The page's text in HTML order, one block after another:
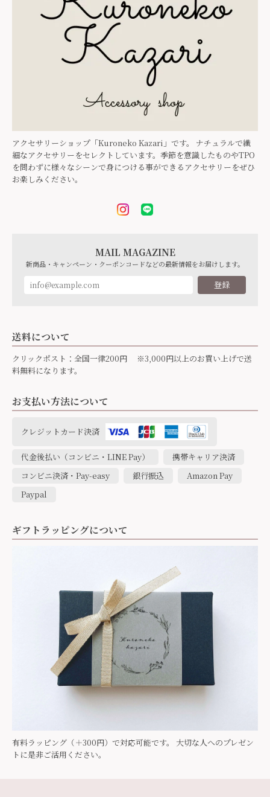
アクセサリーショップ「Kuroneko Kazari」です。 ナチュラルで繊
細なアクセサリーをセレクトしています。季節を意識したものやTPO
を問わずに様々なシーンで身につける事ができるアクセサリーをぜひ
お楽しみください。
MAIL MAGAZINE
新商品・キャンペーン・クーポンコードなどの最新情報をお届けします。
登録
送料について
クリックポスト：全国一律200円 ※3,000円以上のお買い上げで送
料無料になります。
お支払い方法について
クレジットカード決済
代金後払い（コンビニ・LINE Pay）
携帯キャリア決済
コンビニ決済・Pay-easy
銀行振込
Amazon Pay
Paypal
ギフトラッピングについて
有料ラッピング（＋300円）で対応可能です。 大切な人へのプレゼン
トに是非ご活用ください。